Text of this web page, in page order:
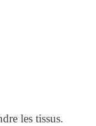
les tissus.